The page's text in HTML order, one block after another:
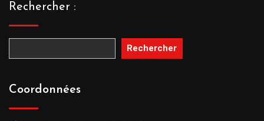
Rechercher :
Rechercher
Coordonnées